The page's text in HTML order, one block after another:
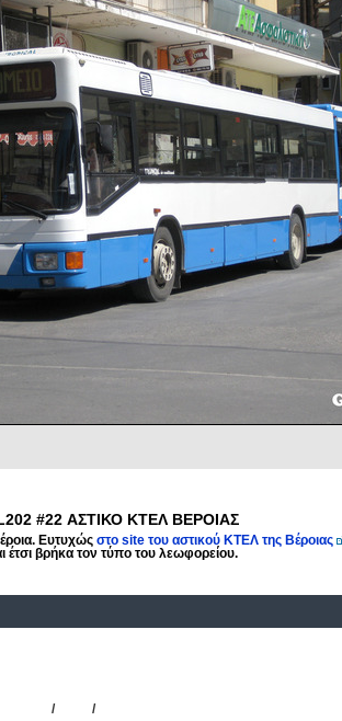
#22 ΑΣΤΙΚΟ ΚΤΕΛ ΒΕΡΟΙΑΣ
Ευτυχώς στο site του αστικού ΚΤΕΛ της Βέροιας
έτσι βρήκα τον τύπο του λεωφορείου.
/ /